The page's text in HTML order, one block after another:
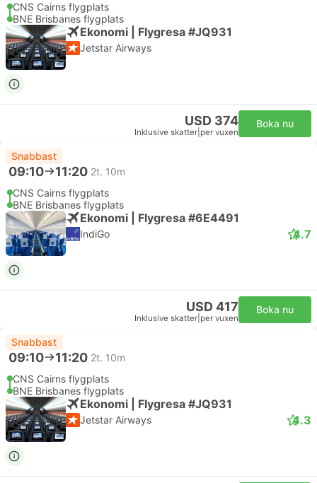
CNS Cairns flygplats
BNE Brisbanes flygplats
Ekonomi | Flygresa #JQ931
Jetstar Airways
USD 374
Inklusive skatter per vuxen
Boka nu
Snabbast
09:10 11:20 2t. 10m
CNS Cairns flygplats
BNE Brisbanes flygplats
Ekonomi | Flygresa #6E4491
IndiGo 4.7
USD 417
Inklusive skatter per vuxen
Boka nu
Snabbast
09:10 11:20 2t. 10m
CNS Cairns flygplats
BNE Brisbanes flygplats
Ekonomi | Flygresa #JQ931
Jetstar Airways 4.3